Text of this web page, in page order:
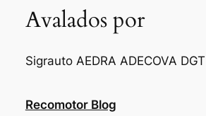
Avalados por
Sigrauto AEDRA ADECOVA DGT
Recomotor Blog